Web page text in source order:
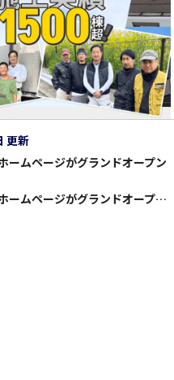
更新
ームページがグランドオープン
若松塗装工業のホームページがグランドオープンいたしました。 最新の施工事例や塗装の豆知識など、さいたま市で外壁塗装・屋根塗装をご検討中の皆様に役立つ有用な情報を随時発信してまいりますので今後ともどうぞよろしくお願いいたします。